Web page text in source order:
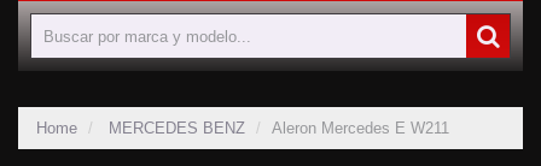
Home MERCEDES BENZ Aleron Mercedes E W211